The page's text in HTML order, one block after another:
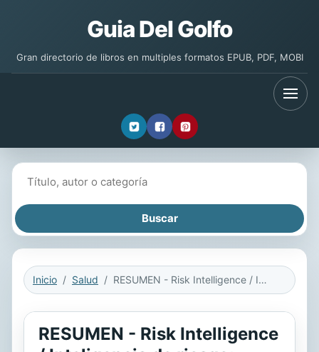
Guia Del Golfo
Gran directorio de libros en multiples formatos EPUB, PDF, MOBI
Inicio Salud RESUMEN - Risk Intelligence / Inteligencia de riesgo: Cómo vivir con la incertidumbre por Dylan Evans
RESUMEN - Risk Intelligence